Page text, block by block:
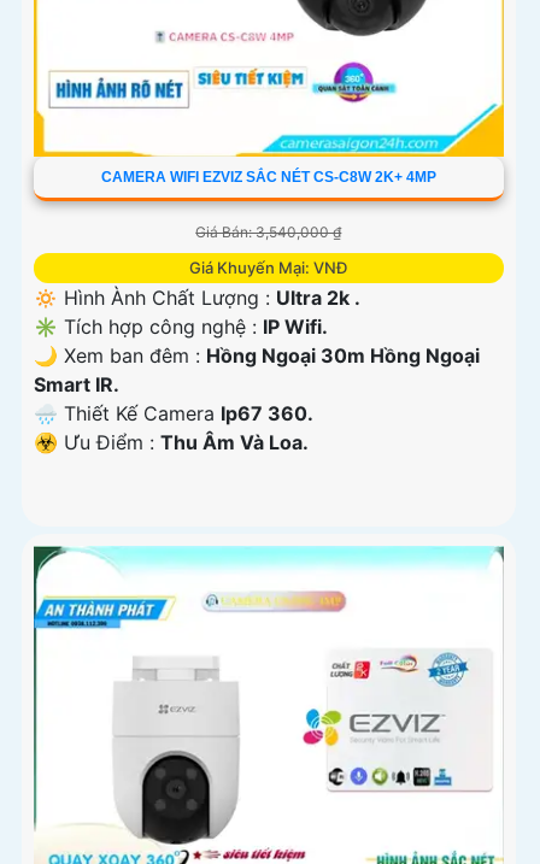
CAMERA WIFI EZVIZ SẮC NÉT CS-C8W 2K+ 4MP
Giá Bán: 3,540,000 ₫
Giá Khuyến Mại: VNĐ
🔅 Hình Ành Chất Lượng : Ultra 2k .
✳️ Tích hợp công nghệ : IP Wifi.
🌙 Xem ban đêm : Hồng Ngoại 30m Hồng Ngoại
Smart IR.
🌧️ Thiết Kế Camera Ip67 360.
️☣️ Ưu Điểm : Thu Âm Và Loa.